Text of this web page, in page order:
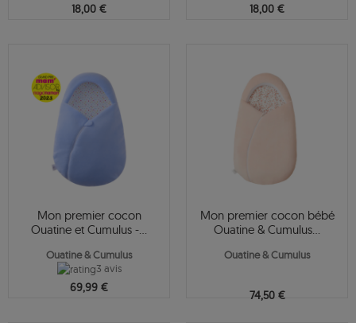
18,00 € 18,00 €
Mon premier cocon
Ouatine et Cumulus -...
Ouatine & Cumulus
3 avis
69,99 €
Mon premier cocon bébé
Ouatine & Cumulus...
Ouatine & Cumulus
74,50 €